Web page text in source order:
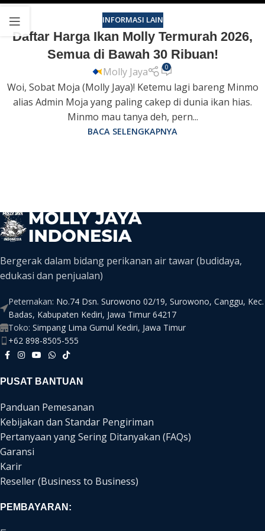
INFORMASI LAIN
Daftar Harga Ikan Molly Termurah 2026,
Semua di Bawah 30 Ribuan!
Molly Jaya 0
Woi, Sobat Moja (Molly Jaya)! Ketemu lagi bareng Minmo
alias Admin Moja yang paling cakep di dunia ikan hias.
Minmo mau tanya deh, pern...
BACA SELENGKAPNYA
Bergerak dalam bidang perikanan air tawar (budidaya,
edukasi dan penjualan)
Peternakan: No.74 Dsn. Surowono 02/19, Surowono, Canggu, Kec.
Badas, Kabupaten Kediri, Jawa Timur 64217
Toko: Simpang Lima Gumul Kediri, Jawa Timur
+62 898-8505-555
PUSAT BANTUAN
Panduan Pemesanan
Kebijakan dan Standar Pengiriman
Pertanyaan yang Sering Ditanyakan (FAQs)
Garansi
Karir
Reseller (Business to Business)
PEMBAYARAN: